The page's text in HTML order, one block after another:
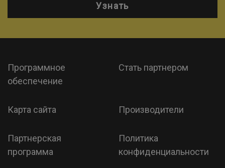
Узнать
Программное
обеспечение
Стать партнером
Карта сайта Производители
Партнерская
программа
Политика
конфиденциальности